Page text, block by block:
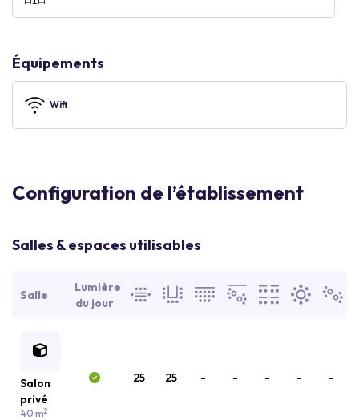
Équipements
Wifi
Configuration de l’établissement
Salles & espaces utilisables
Salle
Lumière
du jour
Salon
privé
40 m2
25 25 - - - - -